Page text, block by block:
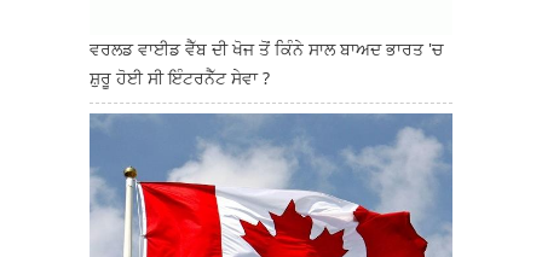
ਵਰਲਡ ਵਾਈਡ ਵੈੱਬ ਦੀ ਖੋਜ ਤੋਂ ਕਿੰਨੇ ਸਾਲ ਬਾਅਦ ਭਾਰਤ 'ਚ
ਸ਼ੁਰੂ ਹੋਈ ਸੀ ਇੰਟਰਨੈੱਟ ਸੇਵਾ ?